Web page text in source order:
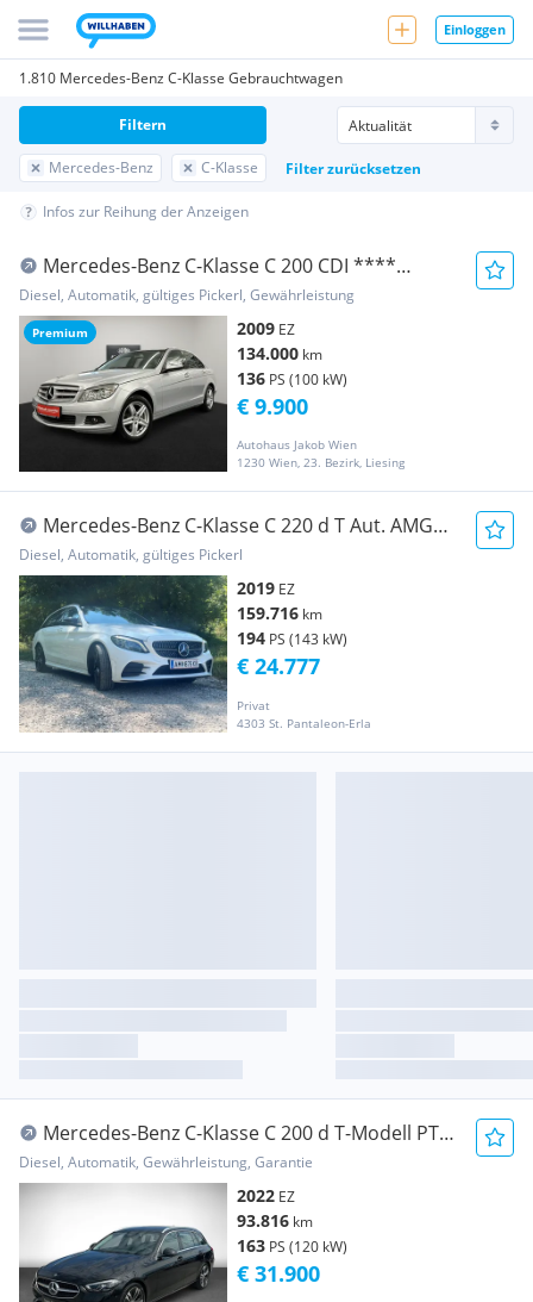
Einloggen
1.810 Mercedes-Benz C-Klasse Gebrauchtwagen
Mercedes-Benz C-Klasse Filter zurücksetzen
Filtern
Infos zur Reihung der Anzeigen
Premium
Mercedes-Benz C-Klasse C 200 CDI ****
AUTOMATIK **** SOFORT-KREDIT-MÖG...
Diesel, Automatik, gültiges Pickerl, Gewährleistung
2009 EZ
134.000 km
136 PS (100 kW)
Autohaus Jakob Wien
1230 Wien, 23. Bezirk, Liesing
€ 9.900
Mercedes-Benz C-Klasse C 220 d T Aut. AMG
Line
Diesel, Automatik, gültiges Pickerl
2019 EZ
159.716 km
194 PS (143 kW)
Privat
4303 St. Pantaleon-Erla
€ 24.777
Mercedes-Benz C-Klasse C 200 d T-Modell PTS
Cam Navi LED SHZ EASY-PACK
Diesel, Automatik, Gewährleistung, Garantie
2022 EZ
93.816 km
163 PS (120 kW)
€ 31.900